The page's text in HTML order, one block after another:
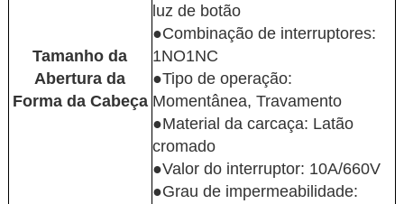
Tamanho da
Abertura da
Forma da Cabeça
luz de botão
●Combinação de interruptores:
1NO1NC
●Tipo de operação:
Momentânea, Travamento
●Material da carcaça: Latão
cromado
●Valor do interruptor: 10A/660V
●Grau de impermeabilidade: